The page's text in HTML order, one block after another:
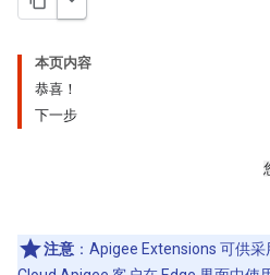
本页内容
恭喜！
下一步
注意 ：Apigee Extensions 可供